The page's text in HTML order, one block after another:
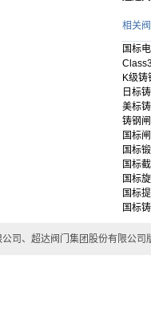
相关
国标
K级铸
日标
美标
铸钢
国标
国标
国标
国标
国标
国标
司、超达阀门集团股份有限公